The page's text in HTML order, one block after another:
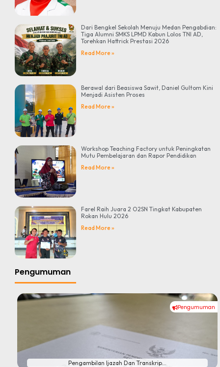
Dari Bengkel Sekolah Menuju Medan Pengabdian:
Tiga Alumni SMKS LPMD Kabun Lolos TNI AD,
Torehkan Hattrick Prestasi 2026
Read More »
Berawal dari Beasiswa Sawit, Daniel Gultom Kini
Menjadi Asisten Proses
Read More »
Workshop Teaching Factory untuk Peningkatan
Mutu Pembelajaran dan Rapor Pendidikan
Read More »
Farel Raih Juara 2 O2SN Tingkat Kabupaten
Rokan Hulu 2026
Read More »
Pengumuman
Pengumuman
#
Pengambilan Ijazah Dan Transkrip...